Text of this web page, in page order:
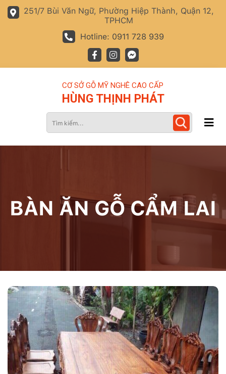
251/7 Bùi Văn Ngữ, Phường Hiệp Thành, Quận 12,
TPHCM
Hotline: 0911 728 939
CƠ SỞ GỖ MỸ NGHÊ CAO CẤP
HÙNG THỊNH PHÁT
BÀN ĂN GỖ CẨM LAI